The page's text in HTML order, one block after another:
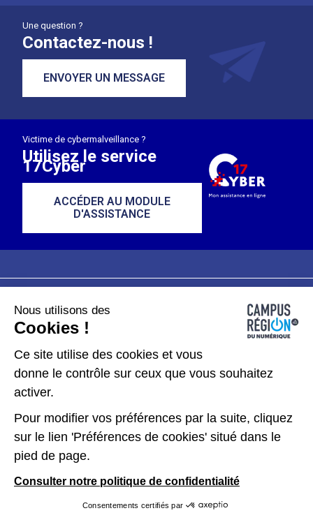
Une question ?
Contactez-nous !
ENVOYER UN MESSAGE
Victime de cybermalveillance ?
Utilisez le service
17Cyber
ACCÉDER AU MODULE
D'ASSISTANCE
Plan du site
Données personnelles
Kit de communication
Accessibilité : partiellement conforme
Nous utilisons des
Cookies !
Ce site utilise des cookies et vous
donne le contrôle sur ceux que vous souhaitez
activer.
Pour modifier vos préférences par la suite, cliquez
sur le lien 'Préférences de cookies' situé dans le
pied de page.
Consulter notre politique de confidentialité
Consentements certifiés par